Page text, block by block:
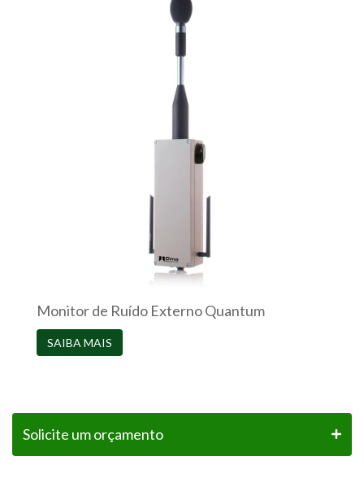
Monitor de Ruído Externo Quantum
SAIBA MAIS
Solicite um orçamento